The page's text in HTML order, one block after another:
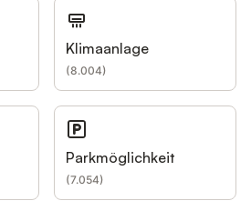
Klimaanlage
(8.004)
Parkmöglichkeit
(7.054)